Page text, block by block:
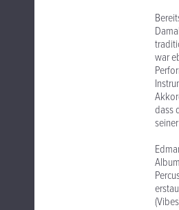
war
dass